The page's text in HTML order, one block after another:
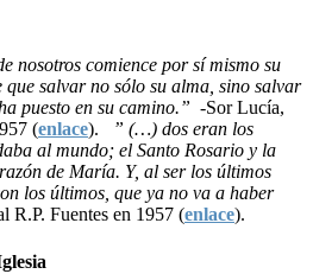
nosotros comience por sí mismo su
salvar no sólo su alma, sino salvar
puesto en su camino.” -Sor Lucía,
(enlace).
” (…) dos eran los
al mundo; el Santo Rosario y la
de María. Y, al ser los últimos
los últimos, que ya no va a haber
R.P. Fuentes en 1957 (enlace).